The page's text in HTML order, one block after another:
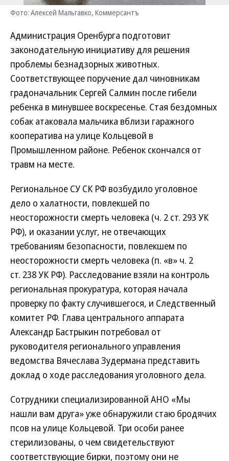
Фото: Алексей Мальгавко, Коммерсантъ
Администрация Оренбурга подготовит
законодательную инициативу для решения
проблемы безнадзорных животных.
Соответствующее поручение дал чиновникам
градоначальник Сергей Салмин после гибели
ребенка в минувшее воскресенье. Стая бездомных
собак атаковала мальчика вблизи гаражного
кооператива на улице Кольцевой в
Промышленном районе. Ребенок скончался от
травм на месте.
Региональное СУ СК РФ возбудило уголовное
дело о халатности, повлекшей по
неосторожности смерть человека (ч. 2 ст. 293 УК
РФ), и оказании услуг, не отвечающих
требованиям безопасности, повлекшем по
неосторожности смерть человека (п. «в» ч. 2
ст. 238 УК РФ). Расследование взяли на контроль
региональная прокуратура, которая начала
проверку по факту случившегося, и Следственный
комитет РФ. Глава центрального аппарата
Александр Бастрыкин потребовал от
руководителя регионального управления
ведомства Вячеслава Зудермана представить
доклад о ходе расследования уголовного дела.
Сотрудники специализированной АНО «Мы
нашли вам друга» уже обнаружили стаю бродячих
псов на улице Кольцевой. Три особи ранее
стерилизованы, о чем свидетельствуют
соответствующие бирки, поэтому они не